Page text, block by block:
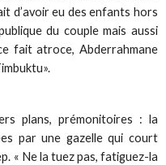
d’avoir eu des enfants hors
du couple mais aussi
fait atroce, Abderrahmane
plans, prémonitoires : la
par une gazelle qui court
« Ne la tuez pas, fatiguez-la